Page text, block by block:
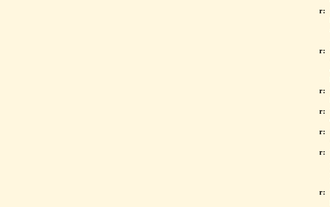
r:
r:
r:
r:
r:
r:
r: